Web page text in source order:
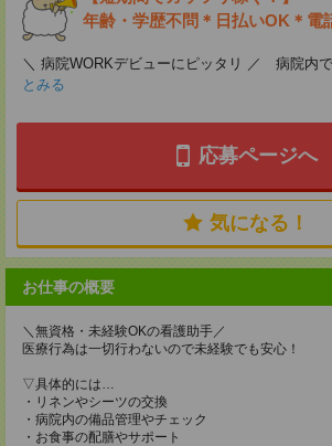
年齢・学歴不問＊日払いOK＊電
＼ 病院WORKデビューにピッタリ ／ 病院内
とみる
応募ページへ
気になる！
お仕事の概要
＼無資格・未経験OKの看護助手／
医療行為は一切行わないので未経験でも安心！
▽具体的には…
・リネンやシーツの交換
・病院内の備品管理やチェック
・お食事の配膳やサポート